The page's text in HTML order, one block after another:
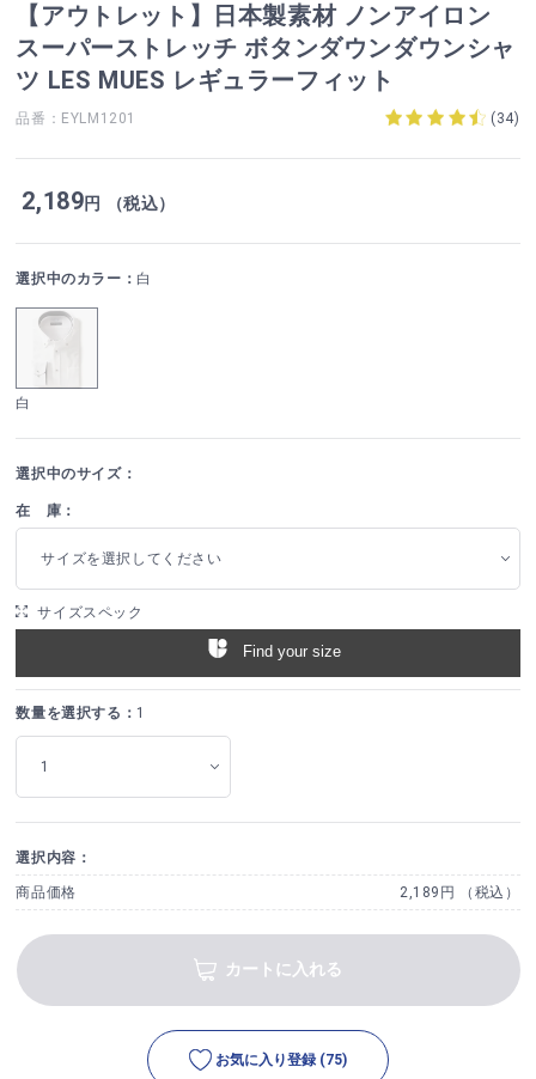
【アウトレット】日本製素材 ノンアイロン
スーパーストレッチ ボタンダウンダウンシャ
ツ LES MUES レギュラーフィット
品番：EYLM1201 (34)
2,189円 （税込）
選択中のカラー： 白
白
選択中のサイズ：
在 庫：
サイズを選択してください
サイズスペック
Find your size
数量を選択する： 1
選択内容：
商品価格 2,189円 （税込）
カートに入れる
お気に入り登録 (75)